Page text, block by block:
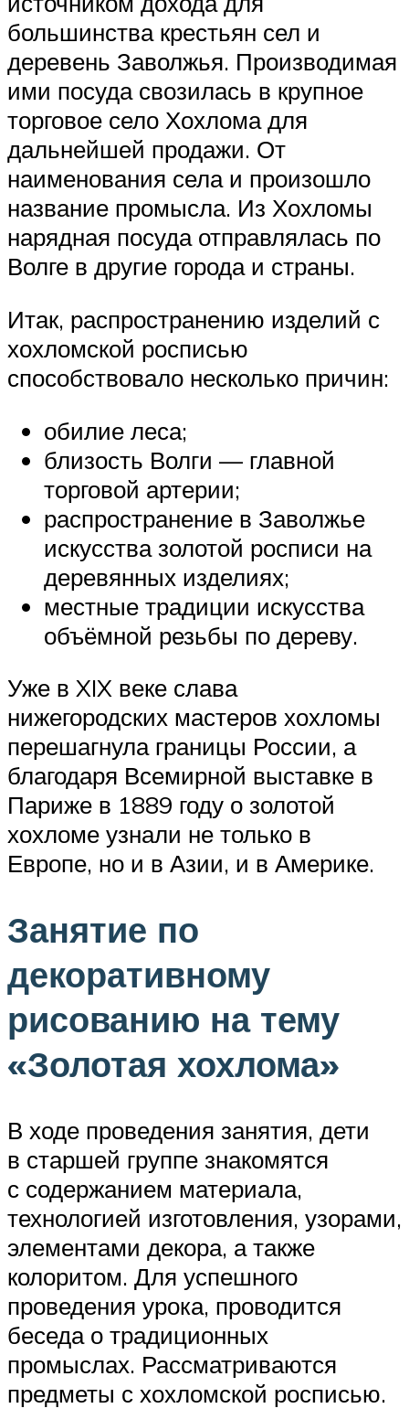
большинства крестьян сел и
деревень Заволжья. Производимая
ими посуда свозилась в крупное
торговое село Хохлома для
дальнейшей продажи. От
наименования села и произошло
название промысла. Из Хохломы
нарядная посуда отправлялась по
Волге в другие города и страны.
Итак, распространению изделий с
хохломской росписью
способствовало несколько причин:
обилие леса;
близость Волги — главной
торговой артерии;
распространение в Заволжье
искусства золотой росписи на
деревянных изделиях;
местные традиции искусства
объёмной резьбы по дереву.
Уже в XIX веке слава
нижегородских мастеров хохломы
перешагнула границы России, а
благодаря Всемирной выставке в
Париже в 1889 году о золотой
хохломе узнали не только в
Европе, но и в Азии, и в Америке.
Занятие по
декоративному
рисованию на тему
«Золотая хохлома»
В ходе проведения занятия, дети
в старшей группе знакомятся
с содержанием материала,
технологией изготовления, узорами,
элементами декора, а также
колоритом. Для успешного
проведения урока, проводится
беседа о традиционных
промыслах. Рассматриваются
предметы с хохломской росписью.